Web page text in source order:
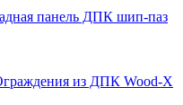
панель ДПК шип-паз
из ДПК Wood-X